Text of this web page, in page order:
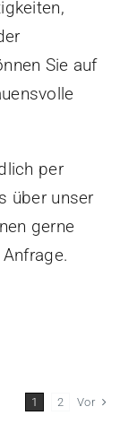
Sie auf
per
über unser
gerne
1 2 Vor